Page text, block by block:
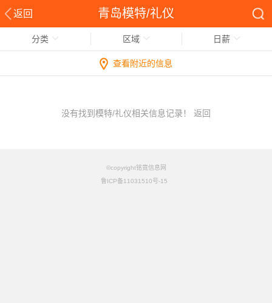
返回 青岛模特/礼仪
分类 区域 日薪
查看附近的信息
没有找到模特/礼仪相关信息记录！ 返回
©copyright铭竟信息网
鲁ICP备11031510号-15